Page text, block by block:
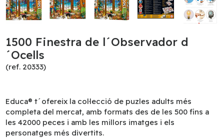
1500 Finestra de l´Observador d
´Ocells
(ref. 20333)
Educa® t´ofereix la col·lecció de puzles adults més
completa del mercat, amb formats des de les 500 fins a
les 42000 peces i amb les millors imatges i els
personatges més divertits.